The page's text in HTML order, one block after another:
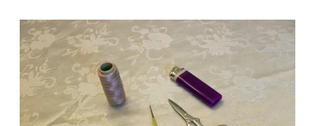
İçeriğe
geç